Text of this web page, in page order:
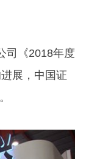
司《2018年度
展，中国证